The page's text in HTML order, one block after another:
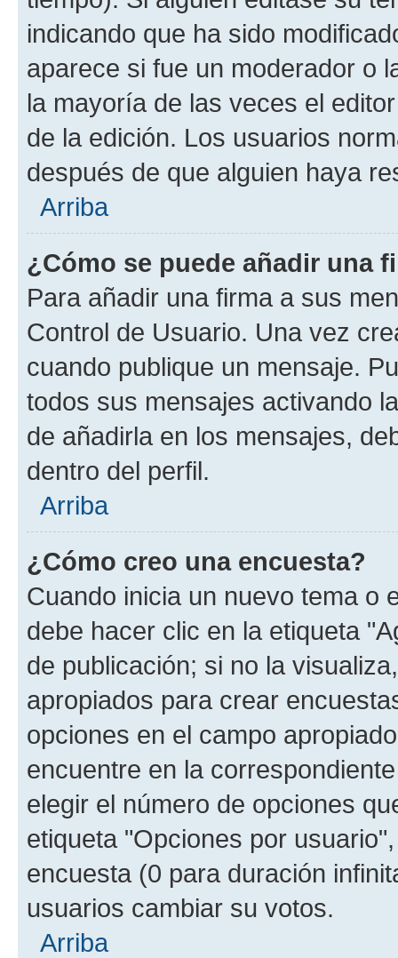
indicando que ha sido
aparece si fue un moderador o
la mayoría de las veces el
de la edición. Los usuarios
después de que alguien haya
Arriba
¿Cómo se puede añadir una
Para añadir una firma a sus
Control de Usuario. Una vez
cuando publique un mensaje.
todos sus mensajes activando
de añadirla en los mensajes,
dentro del perfil.
Arriba
¿Cómo creo una encuesta?
Cuando inicia un nuevo tema o
debe hacer clic en la etiqueta
de publicación; si no la
apropiados para crear
opciones en el campo
encuentre en la
elegir el número de opciones
etiqueta "Opciones por
encuesta (0 para duración
usuarios cambiar su votos.
Arriba